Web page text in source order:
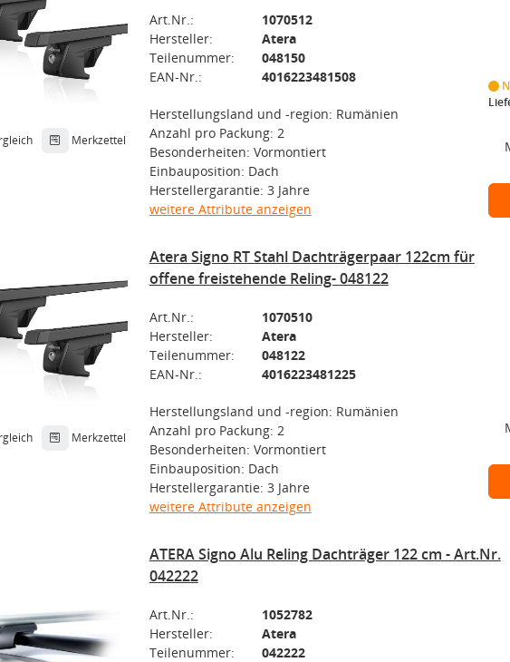
Merkzettel
Art.Nr.:
1070512
Hersteller:
Atera
Teilenummer:
048150
EAN-Nr.:
4016223481508
Herstellungsland und -region: Rumänien
Anzahl pro Packung: 2
Besonderheiten: Vormontiert
Einbauposition: Dach
Herstellergarantie: 3 Jahre
weitere Attribute anzeigen
Merkzettel
Atera Signo RT Stahl Dachträgerpaar 122cm für
offene freistehende Reling- 048122
Art.Nr.:
1070510
Hersteller:
Atera
Teilenummer:
048122
EAN-Nr.:
4016223481225
Herstellungsland und -region: Rumänien
Anzahl pro Packung: 2
Besonderheiten: Vormontiert
Einbauposition: Dach
Herstellergarantie: 3 Jahre
weitere Attribute anzeigen
ATERA Signo Alu Reling Dachträger 122 cm - Art.Nr.
042222
Art.Nr.:
1052782
Hersteller:
Atera
Teilenummer:
042222